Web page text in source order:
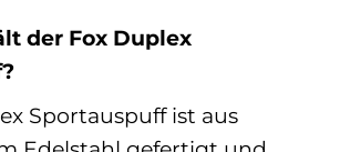
der Fox Duplex
Sportauspuff ist aus